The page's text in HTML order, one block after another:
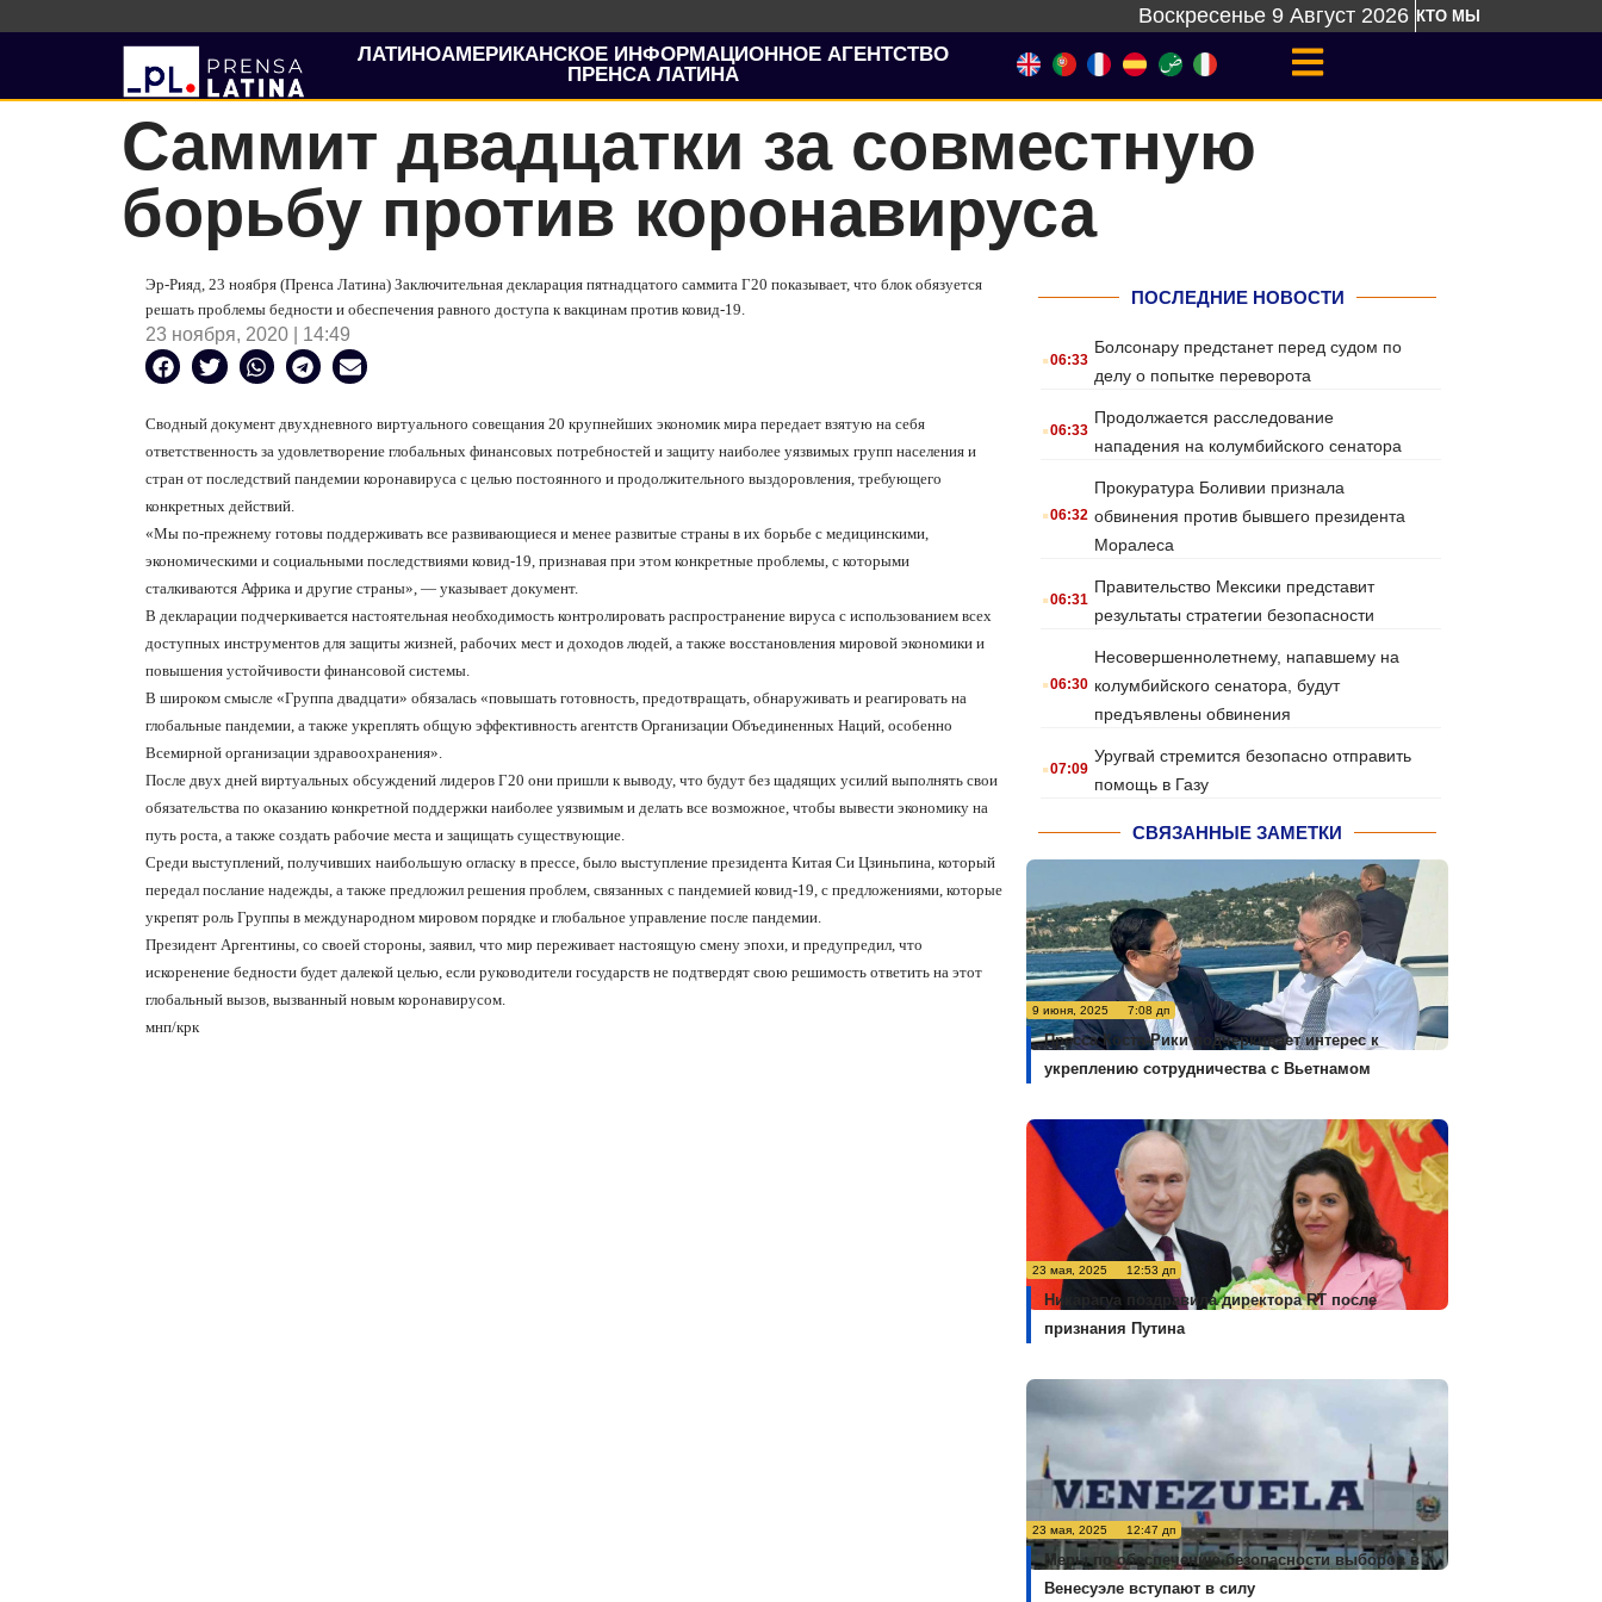
Воскресенье 9 Август 2026 КТО МЫ
ЛАТИНОАМЕРИКАНСКОЕ ИНФОРМАЦИОННОЕ АГЕНТСТВО
ПРЕНСА ЛАТИНА
Саммит двадцатки за совместную
борьбу против коронавируса
Эр-Рияд, 23 ноября (Пренса Латина) Заключительная декларация пятнадцатого саммита Г20 показывает, что блок обязуется
решать проблемы бедности и обеспечения равного доступа к вакцинам против ковид-19.
23 ноября, 2020 | 14:49
Сводный документ двухдневного виртуального совещания 20 крупнейших экономик мира передает взятую на себя
ответственность за удовлетворение глобальных финансовых потребностей и защиту наиболее уязвимых групп населения и
стран от последствий пандемии коронавируса с целью постоянного и продолжительного выздоровления, требующего
конкретных действий.
«Мы по-прежнему готовы поддерживать все развивающиеся и менее развитые страны в их борьбе с медицинскими,
экономическими и социальными последствиями ковид-19, признавая при этом конкретные проблемы, с которыми
сталкиваются Африка и другие страны», — указывает документ.
В декларации подчеркивается настоятельная необходимость контролировать распространение вируса с использованием всех
доступных инструментов для защиты жизней, рабочих мест и доходов людей, а также восстановления мировой экономики и
повышения устойчивости финансовой системы.
В широком смысле «Группа двадцати» обязалась «повышать готовность, предотвращать, обнаруживать и реагировать на
глобальные пандемии, а также укреплять общую эффективность агентств Организации Объединенных Наций, особенно
Всемирной организации здравоохранения».
После двух дней виртуальных обсуждений лидеров Г20 они пришли к выводу, что будут без щадящих усилий выполнять свои
обязательства по оказанию конкретной поддержки наиболее уязвимым и делать все возможное, чтобы вывести экономику на
путь роста, а также создать рабочие места и защищать существующие.
Среди выступлений, получивших наибольшую огласку в прессе, было выступление президента Китая Си Цзиньпина, который
передал послание надежды, а также предложил решения проблем, связанных с пандемией ковид-19, с предложениями, которые
укрепят роль Группы в международном мировом порядке и глобальное управление после пандемии.
Президент Аргентины, со своей стороны, заявил, что мир переживает настоящую смену эпохи, и предупредил, что
искоренение бедности будет далекой целью, если руководители государств не подтвердят свою решимость ответить на этот
глобальный вызов, вызванный новым коронавирусом.
мнп/крк
ПОСЛЕДНИЕ НОВОСТИ
.06:33
Болсонару предстанет перед судом по
делу о попытке переворота
.06:33
Продолжается расследование
нападения на колумбийского сенатора
.06:32
Прокуратура Боливии признала
обвинения против бывшего президента
Моралеса
.06:31
Правительство Мексики представит
результаты стратегии безопасности
.06:30
Несовершеннолетнему, напавшему на
колумбийского сенатора, будут
предъявлены обвинения
.07:09
Уругвай стремится безопасно отправить
помощь в Газу
СВЯЗАННЫЕ ЗАМЕТКИ
9 июня, 2025 7:08 дп
Пресса Коста-Рики подчеркивает интерес к
укреплению сотрудничества с Вьетнамом
23 мая, 2025 12:53 дп
Никарагуа поздравила директора RT после
признания Путина
23 мая, 2025 12:47 дп
Меры по обеспечению безопасности выборов в
Венесуэле вступают в силу